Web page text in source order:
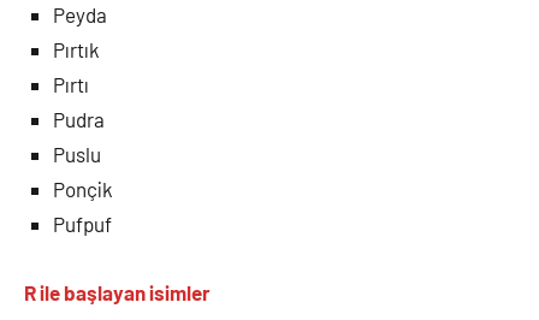
Peyda
Pırtık
Pırtı
Pudra
Puslu
Ponçik
Pufpuf
R ile başlayan isimler